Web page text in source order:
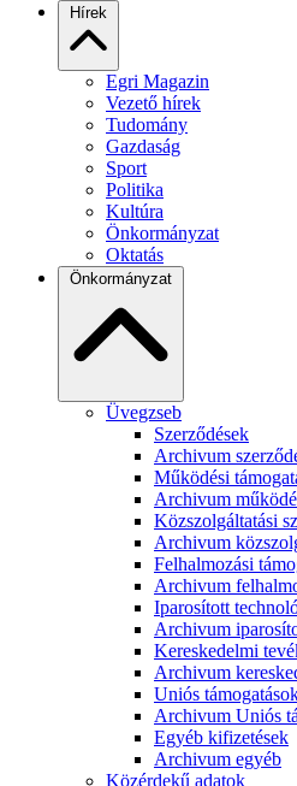
Hírek
Egri Magazin
Vezető hírek
Tudomány
Gazdaság
Sport
Politika
Kultúra
Önkormányzat
Oktatás
Önkormányzat
Üvegzseb
Szerződések
Archivum
Működési
Archivum
Közszolgáltatási
Archivum
Felhalmozási
Archivum
Iparosított
Archivum
Kereskedelmi
Archivum
Uniós
Archivum Uniós
Egyéb kifizetések
Archivum egyéb
Közérdekű adatok